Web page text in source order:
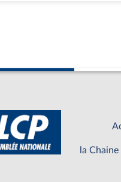
la